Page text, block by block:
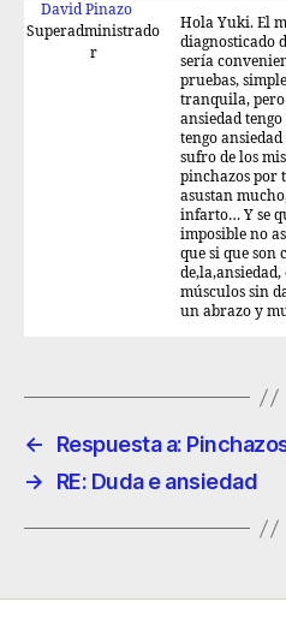
David Pinazo
Superadministrado
r
Hola Yuki. El
diagnosticado
sería
pruebas,
tranquila, pero
ansiedad
tengo ansiedad
sufro de los
pinchazos por
asustan
infarto… Y se
imposible no
que si que son
músculos sin
un abrazo y
←
Respuesta a:
→
RE: Duda e ansiedad